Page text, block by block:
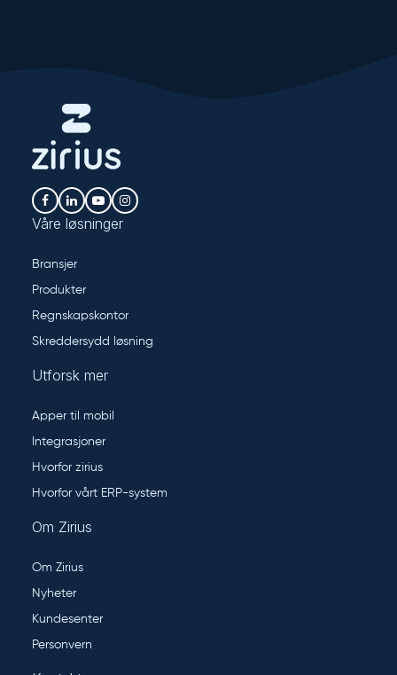
Våre løsninger
Bransjer
Produkter
Regnskapskontor
Skreddersydd løsning
Utforsk mer
Apper til mobil
Integrasjoner
Hvorfor zirius
Hvorfor vårt ERP-system
Om Zirius
Om Zirius
Nyheter
Kundesenter
Personvern